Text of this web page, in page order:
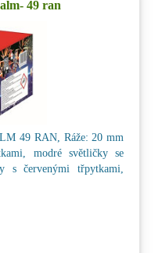
49 ran
49 RAN, Ráže: 20 mm
modré světličky se
s červenými třpytkami,